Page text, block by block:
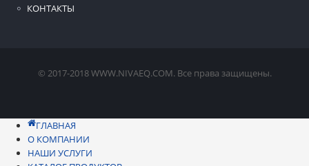
КОНТАКТЫ
© 2017-2018 WWW.NIVAEQ.COM. Все права защищены.
ГЛАВНАЯ
О КОМПАНИИ
НАШИ УСЛУГИ